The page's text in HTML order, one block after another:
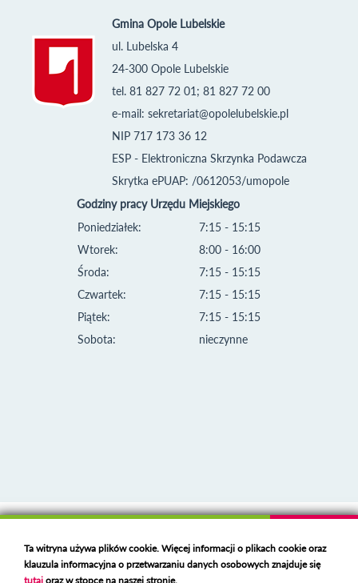
Gmina Opole Lubelskie
ul. Lubelska 4
24-300 Opole Lubelskie
tel. 81 827 72 01; 81 827 72 00
e-mail: sekretariat@opolelubelskie.pl
NIP 717 173 36 12
ESP - Elektroniczna Skrzynka Podawcza
Skrytka ePUAP: /0612053/umopole
Godziny pracy Urzędu Miejskiego
Poniedziałek:
Wtorek:
Środa:
Czwartek:
Piątek:
Sobota:
7:15 - 15:15
8:00 - 16:00
7:15 - 15:15
7:15 - 15:15
7:15 - 15:15
nieczynne
Deklaracja dostępności
Polski serwer RBLhttps://polspam.pl/
Ta witryna używa plików cookie. Więcej informacji o plikach cookie oraz
klauzula informacyjna o przetwarzaniu danych osobowych znajduje się
tutajoraz w stopce na naszej stronie.